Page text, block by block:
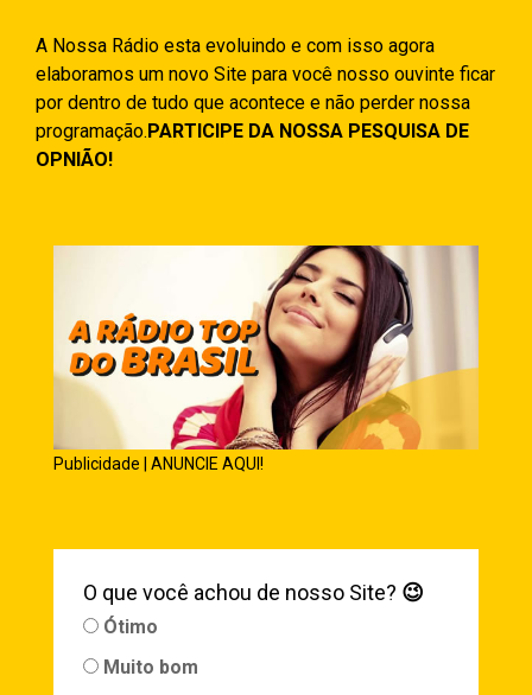
A Nossa Rádio esta evoluindo e com isso agora
elaboramos um novo Site para você nosso ouvinte ficar
por dentro de tudo que acontece e não perder nossa
programação.PARTICIPE DA NOSSA PESQUISA DE
OPNIÃO!
Publicidade | ANUNCIE AQUI!
O que você achou de nosso Site? 😉
Ótimo
Muito bom